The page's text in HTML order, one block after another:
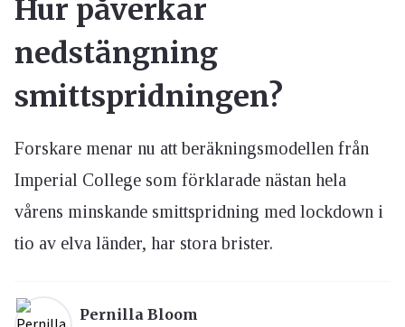
Hur påverkar
nedstängning
smittspridningen?
Forskare menar nu att beräkningsmodellen från
Imperial College som förklarade nästan hela
vårens minskande smittspridning med lockdown i
tio av elva länder, har stora brister.
Pernilla Bloom